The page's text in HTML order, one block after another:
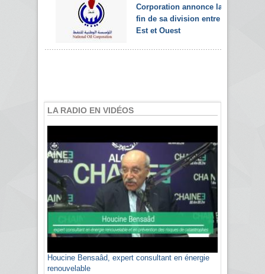
Corporation annonce la
fin de sa division entre
Est et Ouest
LA RADIO EN VIDÉOS
Houcine Bensaâd, expert consultant en énergie
renouvelable